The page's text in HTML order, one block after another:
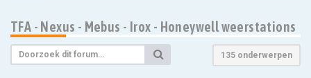
TFA - Nexus - Mebus - Irox - Honeywell weerstations
135 onderwerpen